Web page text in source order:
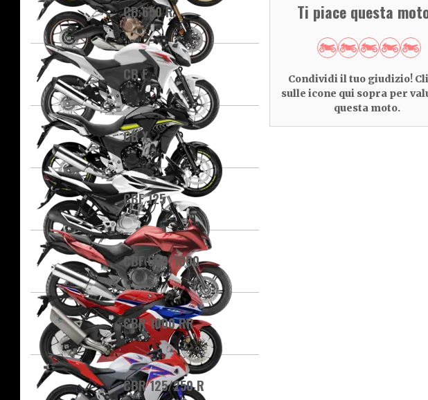
CB 650 R
CB F
CB X
CBF 125
CBF 600/1000
CBR 1000 RR
CBR 125/250 R
Ti piace questa
Condividi il tuo giudizio!
sulle icone qui sopra per
questa moto.